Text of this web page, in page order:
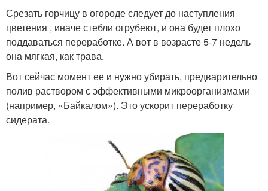
Срезать горчицу в огороде следует до наступления
цветения , иначе стебли огрубеют, и она будет плохо
поддаваться переработке. А вот в возрасте 5-7 недель
она мягкая, как трава.
Вот сейчас момент ее и нужно убирать, предварительно
полив раствором с эффективными микроорганизмами
(например, «Байкалом»). Это ускорит переработку
сидерата.